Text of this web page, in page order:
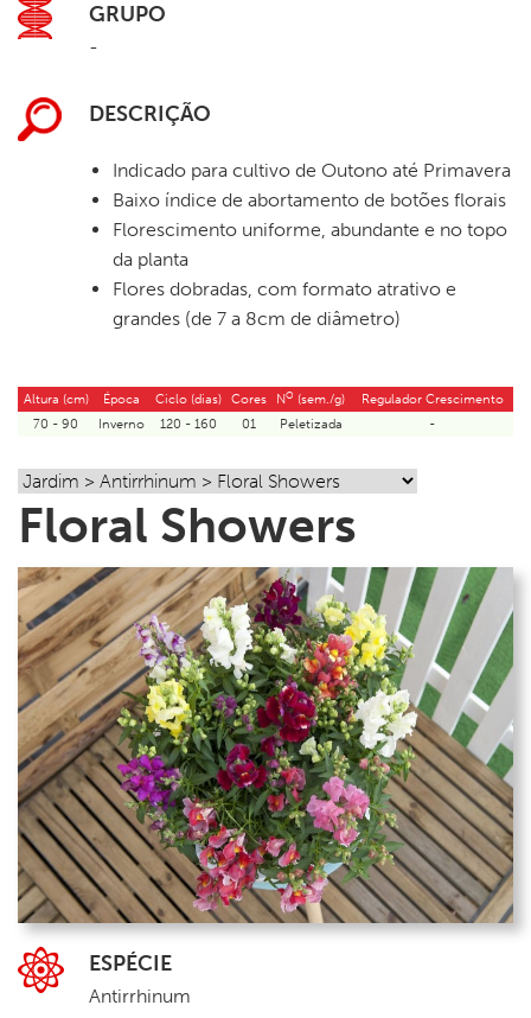
GRUPO
-
DESCRIÇÃO
Indicado para cultivo de Outono até Primavera
Baixo índice de abortamento de botões florais
Florescimento uniforme, abundante e no topo
da planta
Flores dobradas, com formato atrativo e
grandes (de 7 a 8cm de diâmetro)
Altura (cm) Época Ciclo (dias) Cores NO (sem./g)
Regulador Crescimento
70 - 90
Inverno 120 - 160 01 Peletizada -
Floral Showers
ESPÉCIE
Antirrhinum